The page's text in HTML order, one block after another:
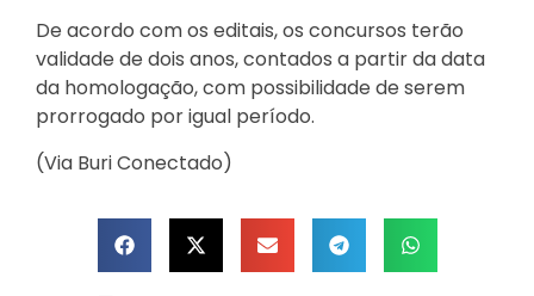
De acordo com os editais, os concursos terão
validade de dois anos, contados a partir da data
da homologação, com possibilidade de serem
prorrogado por igual período.
(Via Buri Conectado)